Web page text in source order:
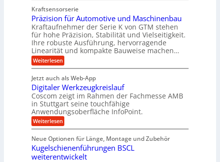
e
c
h
e
w
i
n
d
e
t
i
e
b
e
f
ü
r
r
a
u
d
A
u
f
t
r
a
g
s
e
i
g
a
l
o
s
e
,
w
e
n
i
g
e
r
S
t
e
l
l
h
n
s
t
a
n
g
e
n
e
t
r
i
e
b
e
f
r
p
r
Kraftsensorserie
Präzision für Automotive und Maschinenbau
Kraftaufnehmer der Serie K von GTM stehen
für hohe Präzision, Stabilität und Vielseitigkeit.
Ihre robuste Ausführung, hervorragende
Linearität und kompakte Bauweise machen…
Weiterlesen:
P
ä
z
i
s
i
o
n
f
r
A
u
Jetzt auch als Web-App
Digitaler Werkzeugkreislauf
Coscom zeigt im Rahmen der Fachmesse AMB
in Stuttgart seine touchfähige
Anwendungsoberfläche InfoPoint.
Weiterlesen:
D
g
i
t
Neue Optionen für Länge, Montage und Zubehör
Kugelschienenführungen BSCL
weiterentwickelt